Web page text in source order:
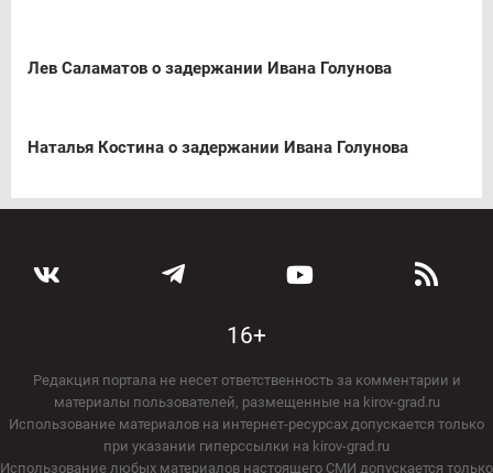
Лев Саламатов о задержании Ивана Голунова
Наталья Костина о задержании Ивана Голунова
16+
Редакция портала не несет ответственность за комментарии и
материалы пользователей, размещенные на kirov-grad.ru
Использование материалов на интернет-ресурсах допускается только
при указании гиперссылки на kirov-grad.ru
Использование любых материалов настоящего СМИ допускается только